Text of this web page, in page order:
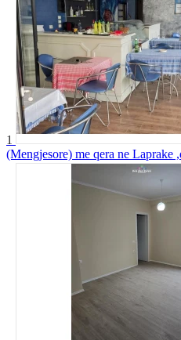
1
(Mengjesore) me qera ne Laprake